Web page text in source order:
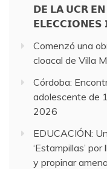
𝗗𝗘 𝗟𝗔 𝗨𝗖𝗥
𝗘𝗟𝗘𝗖𝗖𝗜𝗢𝗡𝗘𝗦
Comenzó una
cloacal de Villa
Córdoba:
adolescente de
2026
EDUCACIÓN:
‘Estampillas’
y propinar